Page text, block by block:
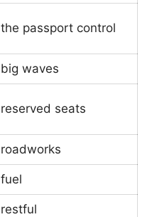
the passport control
big waves
reserved seats
roadworks
fuel
restful